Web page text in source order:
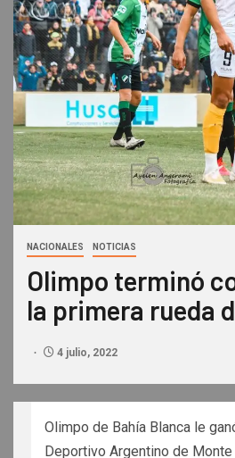
NACIONALES NOTICIAS
Olimpo terminó
la primera rueda
4 julio, 2022
Olimpo de Bahía Blanca le
Deportivo Argentino de